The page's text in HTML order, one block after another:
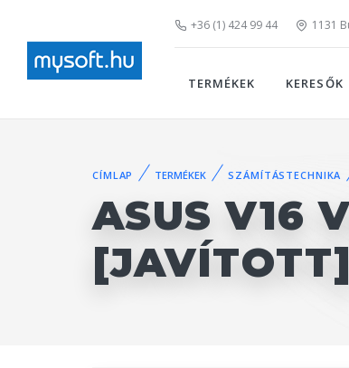
+36 (1) 424 99 44 1131
TERMÉKEK KERESŐK
CÍMLAP TERMÉKEK SZÁMÍTÁSTECHNIKA
ASUS V16
[JAVÍTOTT]